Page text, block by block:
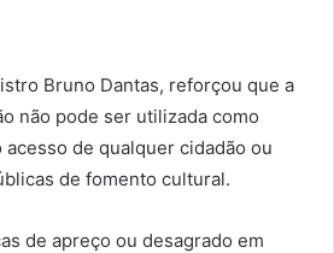
Bruno Dantas, reforçou que a
não pode ser utilizada como
de qualquer cidadão ou
de fomento cultural.
de apreço ou desagrado em